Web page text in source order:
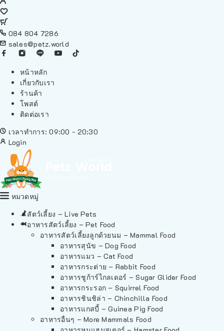
084 804 7286
sales@petz.world
หน้าหลัก
เกี่ยวกับเรา
ร้านค้า
โพสต์
ติดต่อเรา
เวลาทำการ: 09:00 - 20:30
Login
หมวดหมู่
สัตว์เลี้ยง – Live Pets
อาหารสัตว์เลี้ยง – Pet Food
อาหารสัตว์เลี้ยงลูกด้วยนม – Mammal Food
อาหารสุนัข – Dog Food
อาหารแมว – Cat Food
อาหารกระต่าย – Rabbit Food
อาหารชูก้าร์ไกลเดอร์ – Sugar Glider Food
อาหารกระรอก – Squirrel Food
อาหารชินชิล่า – Chinchilla Food
อาหารแกสบี้ – Guinea Pig Food
อาหารอื่นๆ – More Mammals Food